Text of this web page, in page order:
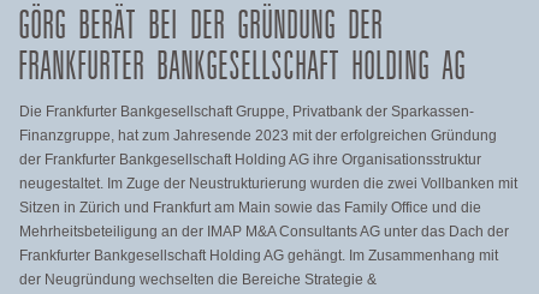
GÖRG BERÄT BEI DER GRÜNDUNG DER
FRANKFURTER BANKGESELLSCHAFT HOLDING AG
Die Frankfurter Bankgesellschaft Gruppe, Privatbank der Sparkassen-
Finanzgruppe, hat zum Jahresende 2023 mit der erfolgreichen Gründung
der Frankfurter Bankgesellschaft Holding AG ihre Organisationsstruktur
neugestaltet. Im Zuge der Neustrukturierung wurden die zwei Vollbanken mit
Sitzen in Zürich und Frankfurt am Main sowie das Family Office und die
Mehrheitsbeteiligung an der IMAP M&A Consultants AG unter das Dach der
Frankfurter Bankgesellschaft Holding AG gehängt. Im Zusammenhang mit
der Neugründung wechselten die Bereiche Strategie &